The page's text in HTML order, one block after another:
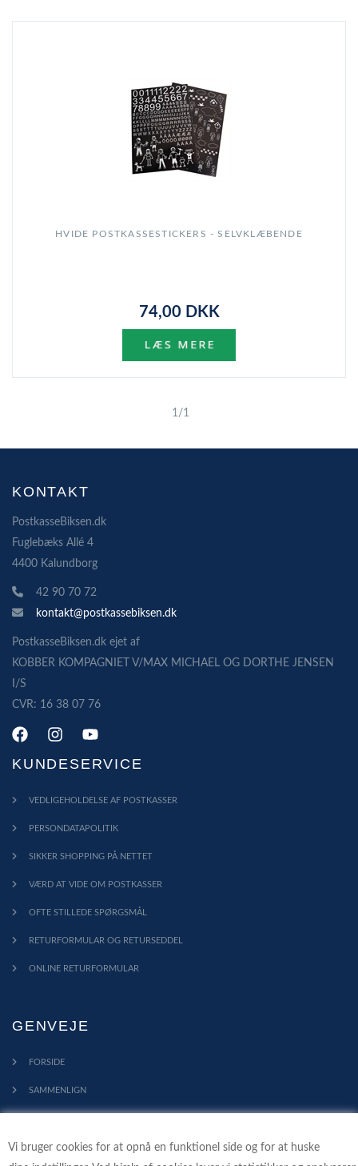
Vi bruger cookies for at opnå en funktionel side og for at huske
HVIDE POSTKASSESTICKERS - SELVKLÆBENDE
74,00 DKK
1/1
KONTAKT
PostkasseBiksen.dk
Fuglebæks Allé 4
4400 Kalundborg
42 90 70 72
kontakt@postkassebiksen.dk
PostkasseBiksen.dk ejet af
KOBBER KOMPAGNIET V/MAX MICHAEL OG DORTHE JENSEN
I/S
CVR: 16 38 07 76
KUNDESERVICE
VEDLIGEHOLDELSE AF POSTKASSER
PERSONDATAPOLITIK
SIKKER SHOPPING PÅ NETTET
VÆRD AT VIDE OM POSTKASSER
OFTE STILLEDE SPØRGSMÅL
RETURFORMULAR OG RETURSEDDEL
ONLINE RETURFORMULAR
GENVEJE
FORSIDE
SAMMENLIGN
PROFIL